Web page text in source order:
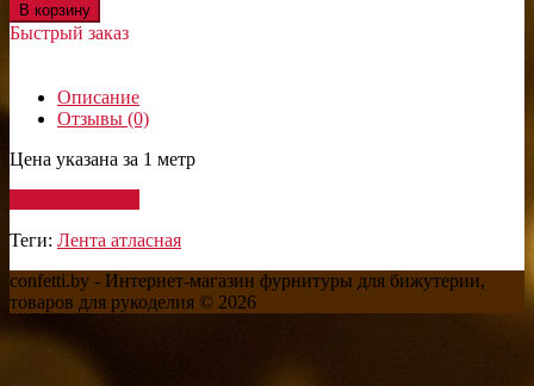
В корзину
Быстрый заказ
Описание
Отзывы (0)
Цена указана за 1 метр
Теги: Лента атласная
confetti.by - Интернет-магазин фурнитуры для бижутерии,
товаров для рукоделия © 2026